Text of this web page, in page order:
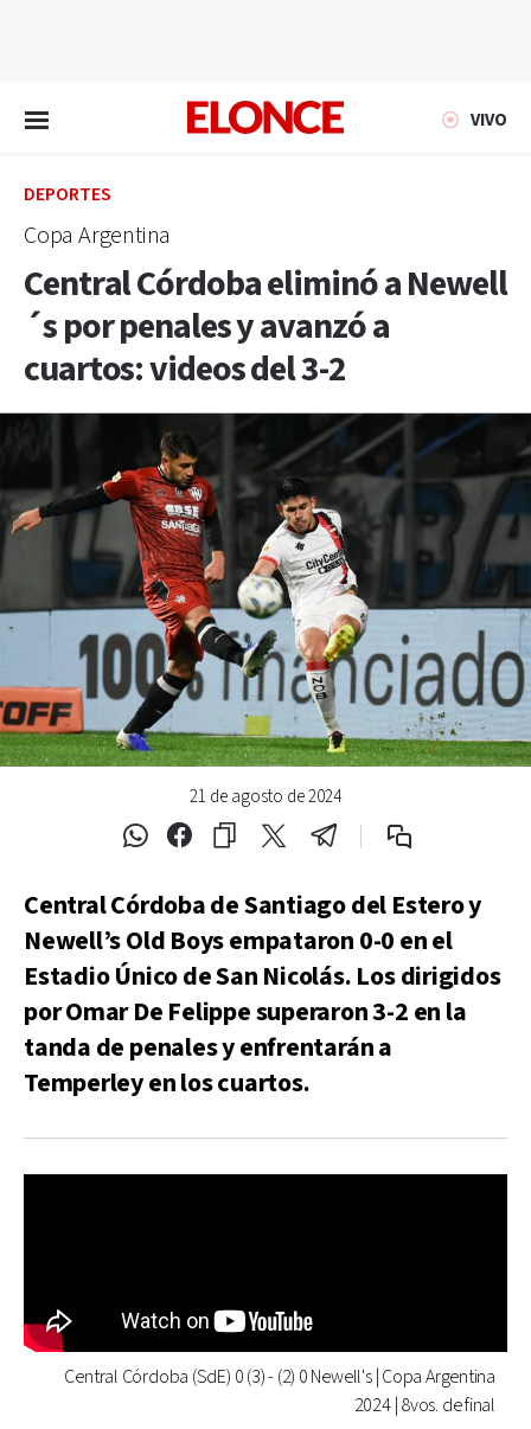
VIVO
DEPORTES
Copa Argentina
Central Córdoba eliminó a Newell
´s por penales y avanzó a
cuartos: videos del 3-2
21 de agosto de 2024
Central Córdoba de Santiago del Estero y
Newell’s Old Boys empataron 0-0 en el
Estadio Único de San Nicolás. Los dirigidos
por Omar De Felippe superaron 3-2 en la
tanda de penales y enfrentarán a
Temperley en los cuartos.
Central Córdoba (SdE) 0 (3) - (2) 0 Newell's | Copa Argentina
2024 | 8vos. de final